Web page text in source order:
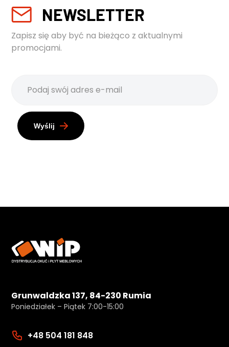
NEWSLETTER
Zapisz się aby być na bieżąco z aktualnymi
promocjami.
Wyślij
Grunwaldzka 137, 84-230 Rumia
Poniedziałek – Piątek 7:00-15:00
+48 504 181 848